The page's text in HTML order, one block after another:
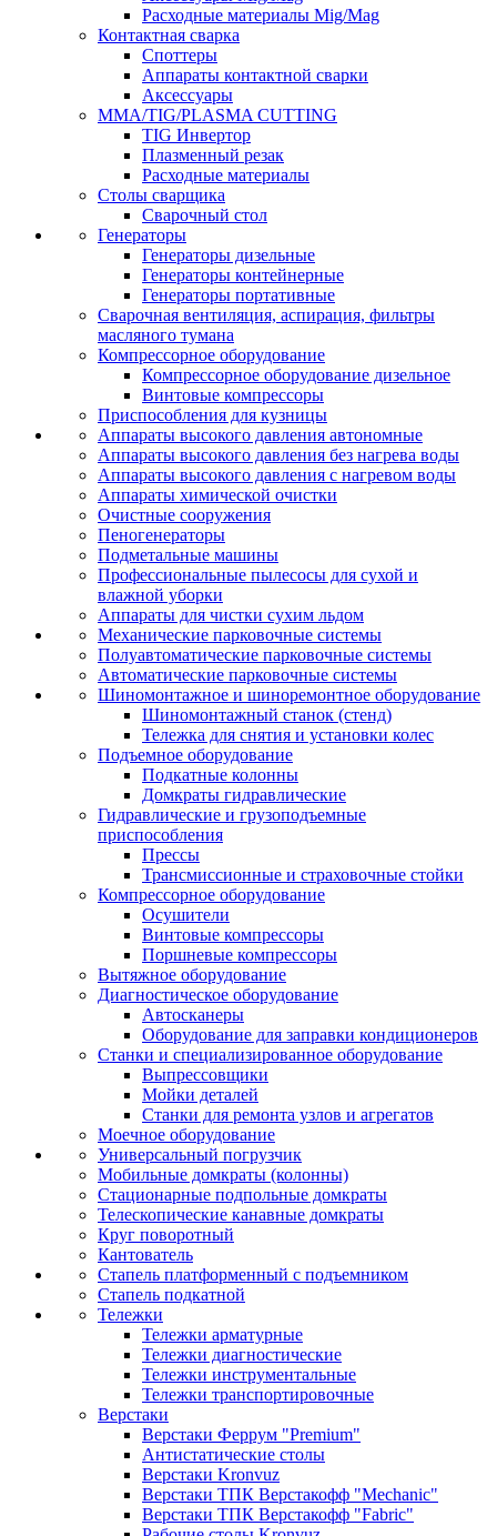
Расходные материалы Mig/Mag
Контактная сварка
Споттеры
Аппараты контактной сварки
Аксессуары
MMA/TIG/PLASMA CUTTING
TIG Инвертор
Плазменный резак
Расходные материалы
Столы сварщика
Сварочный стол
Генераторы
Генераторы дизельные
Генераторы контейнерные
Генераторы портативные
Сварочная вентиляция, аспирация, фильтры
масляного тумана
Компрессорное оборудование
Компрессорное оборудование дизельное
Винтовые компрессоры
Приспособления для кузницы
Аппараты высокого давления автономные
Аппараты высокого давления без нагрева воды
Аппараты высокого давления с нагревом воды
Аппараты химической очистки
Очистные сооружения
Пеногенераторы
Подметальные машины
Профессиональные пылесосы для сухой и
влажной уборки
Аппараты для чистки сухим льдом
Механические парковочные системы
Полуавтоматические парковочные системы
Автоматические парковочные системы
Шиномонтажное и шиноремонтное оборудование
Шиномонтажный станок (стенд)
Тележка для снятия и установки колес
Подъемное оборудование
Подкатные колонны
Домкраты гидравлические
Гидравлические и грузоподъемные
приспособления
Прессы
Трансмиссионные и страховочные стойки
Компрессорное оборудование
Осушители
Винтовые компрессоры
Поршневые компрессоры
Вытяжное оборудование
Диагностическое оборудование
Автосканеры
Оборудование для заправки кондиционеров
Станки и специализированное оборудование
Выпрессовщики
Мойки деталей
Станки для ремонта узлов и агрегатов
Моечное оборудование
Универсальный погрузчик
Мобильные домкраты (колонны)
Стационарные подпольные домкраты
Телескопические канавные домкраты
Круг поворотный
Кантователь
Стапель платформенный с подъемником
Стапель подкатной
Тележки
Тележки арматурные
Тележки диагностические
Тележки инструментальные
Тележки транспортировочные
Верстаки
Верстаки Феррум "Premium"
Антистатические столы
Верстаки Kronvuz
Верстаки ТПК Верстакофф "Mechanic"
Верстаки ТПК Верстакофф "Fabric"